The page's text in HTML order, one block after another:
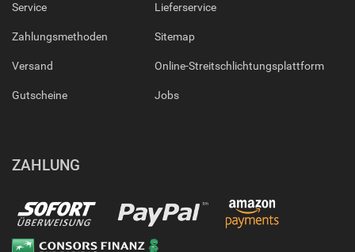
Service
Zahlungsmethoden
Versand
Gutscheine
Lieferservice
Sitemap
Online-Streitschlichtungsplattform
Jobs
ZAHLUNG